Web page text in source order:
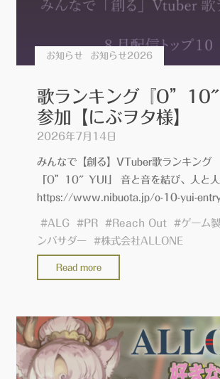
お知らせ お知らせ2026
歌ランキング『
参加【にぶヲタ様】
2026年7月14日
みんなで【創る】VTuber歌ランキング
「O”10″YUI」 音と音を結び、人と
https://www.nibuota.jp/o-10-yui-
#ALG #PR #Reach Out #ゲーム
ンバサダー
#株式会社ALLONE
Read more
キ
ン
グ
『O”10″YUI』